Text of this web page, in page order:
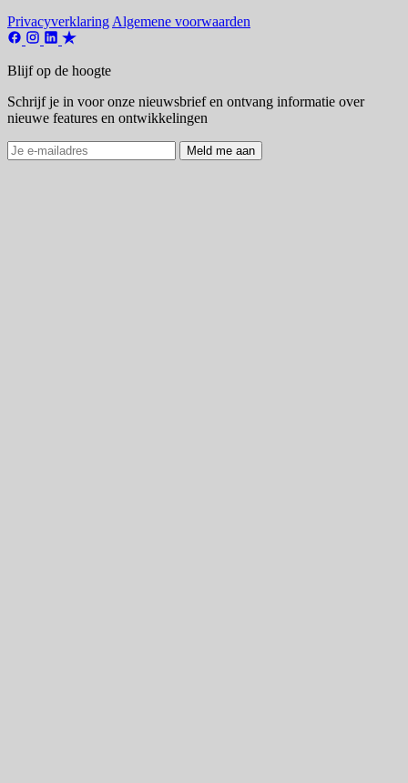
Privacyverklaring Algemene voorwaarden
Blijf op de hoogte
Schrijf je in voor onze nieuwsbrief en ontvang informatie over
nieuwe features en ontwikkelingen
Meld me aan